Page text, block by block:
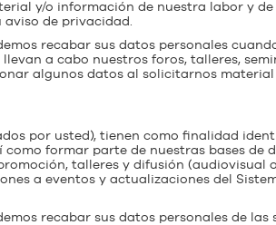
y/o información de nuestra labor y
aviso de privacidad.
recabar sus datos personales
a cabo nuestros foros, talleres,
algunos datos al solicitarnos
por usted), tienen como finalidad
formar parte de nuestras bases de
talleres y difusión (audiovisual
a eventos y actualizaciones del
recabar sus datos personales de